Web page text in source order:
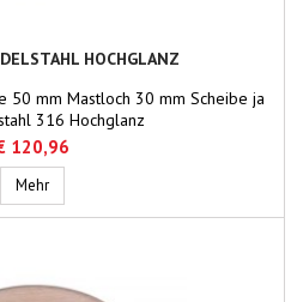
HOCHGLANZ
50 mm Mastloch 30 mm Scheibe ja
316 Hochglanz
120,96
MehrMastknopf, Edelstahl Hochglanz